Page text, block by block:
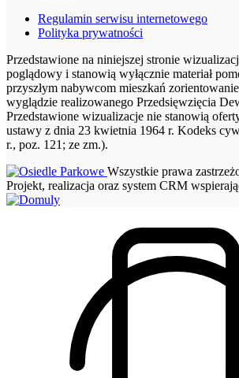
Regulamin serwisu internetowego
Polityka prywatności
Przedstawione na niniejszej stronie
poglądowy i stanowią wyłącznie materiał
przyszłym nabywcom mieszkań
wyglądzie realizowanego Przedsięwzięcia
Przedstawione wizualizacje nie stanowią
ustawy z dnia 23 kwietnia 1964 r. Kodeks
r., poz. 121; ze zm.).
Wszystkie prawa
Projekt, realizacja oraz system CRM